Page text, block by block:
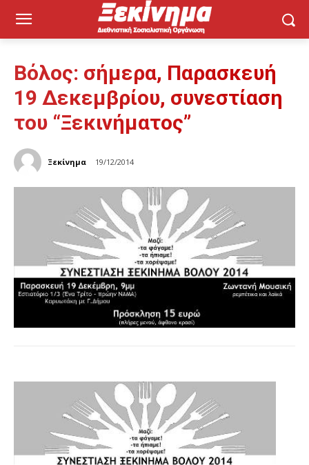
Βόλος: σήμερα, Παρασκευή
19 Δεκεμβρίου, συνεστίαση
του “Ξεκινήματος”
Ξεκίνημα 19/12/2014